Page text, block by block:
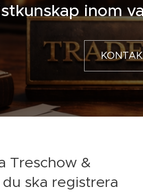
inom
Treschow &
ska registrera